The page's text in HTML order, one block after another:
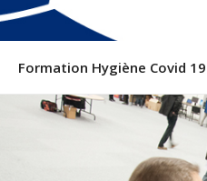
Formation Hygiène Covid 19